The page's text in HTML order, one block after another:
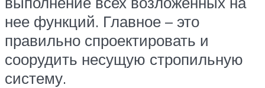
нее функций. Главное – это
правильно спроектировать и
соорудить несущую стропильную
систему.